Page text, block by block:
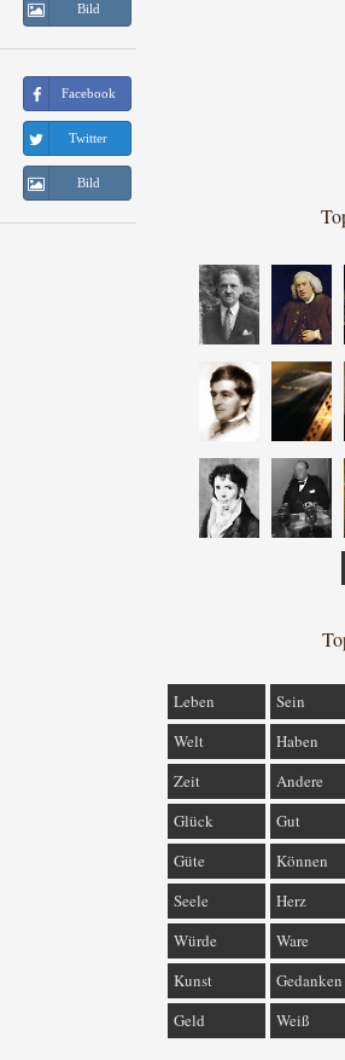
Bild
Facebook
Twitter
Bild
Leben Sein
Welt
Haben
Zeit
Andere
Glück
Gut
Güte
Können
Seele
Herz
Würde
Ware
Kunst
Gedanken
Geld
Weiß